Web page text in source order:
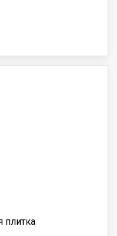
плитка